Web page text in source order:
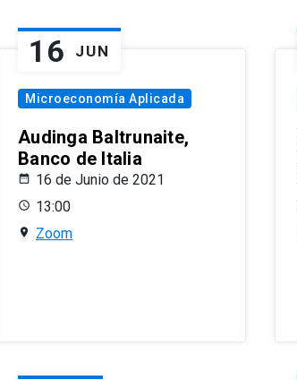
16 JUN
Microeconomía Aplicada
Audinga Baltrunaite,
Banco de Italia
16 de Junio de 2021
13:00
Zoom